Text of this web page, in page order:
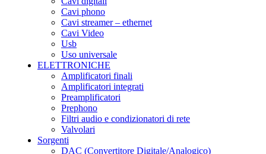
Cavi phono
Cavi streamer – ethernet
Cavi Video
Usb
Uso universale
ELETTRONICHE
Amplificatori finali
Amplificatori integrati
Preamplificatori
Prephono
Filtri audio e condizionatori di rete
Valvolari
Sorgenti
DAC (Convertitore Digitale/Analogico)